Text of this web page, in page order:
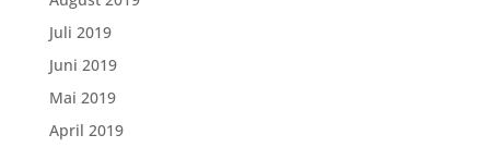
Juli 2019
Juni 2019
Mai 2019
April 2019